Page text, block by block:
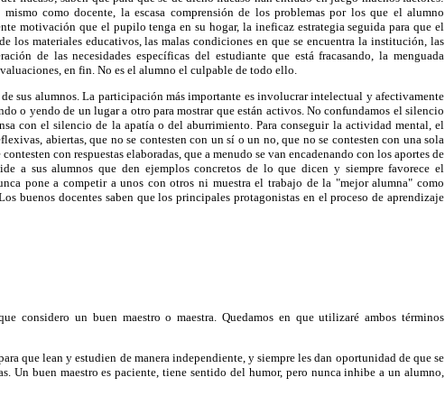
como docente, la escasa comprensión de los problemas por los que el alumno
motivación que el pupilo tenga en su hogar, la ineficaz estrategia seguida para que el
los materiales educativos, las malas condiciones en que se encuentra la institución, las
de las necesidades específicas del estudiante que está fracasando, la menguada
en fin. No es el alumno el culpable de todo ello.
sus alumnos. La participación más importante es involucrar intelectual y afectivamente
o yendo de un lugar a otro para mostrar que están activos. No confundamos el silencio
con el silencio de la apatía o del aburrimiento. Para conseguir la actividad mental, el
abiertas, que no se contesten con un sí o un no, que no se contesten con una sola
con respuestas elaboradas, que a menudo se van encadenando con los aportes de
a sus alumnos que den ejemplos concretos de lo que dicen y siempre favorece el
pone a competir a unos con otros ni muestra el trabajo de la "mejor alumna" como
buenos docentes saben que los principales protagonistas en el proceso de aprendizaje
considero un buen maestro o maestra. Quedamos en que utilizaré ambos términos
que lean y estudien de manera independiente, y siempre les dan oportunidad de que se
Un buen maestro es paciente, tiene sentido del humor, pero nunca inhibe a un alumno,